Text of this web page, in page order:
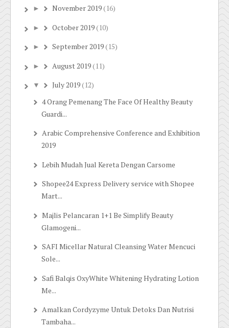
► November 2019(16)
► October 2019(10)
► September 2019(15)
► August 2019(11)
▼ July 2019(12)
4 Orang Pemenang The Face Of Healthy Beauty
Guardi...
Arabic Comprehensive Conference and Exhibition
2019
Lebih Mudah Jual Kereta Dengan Carsome
Shopee24 Express Delivery service with Shopee
Mart...
Majlis Pelancaran 1+1 Be Simplify Beauty
Glamogeni...
SAFI Micellar Natural Cleansing Water Mencuci
Sole...
Safi Balqis OxyWhite Whitening Hydrating Lotion
Me...
Amalkan Cordyzyme Untuk Detoks Dan Nutrisi
Tambaha...